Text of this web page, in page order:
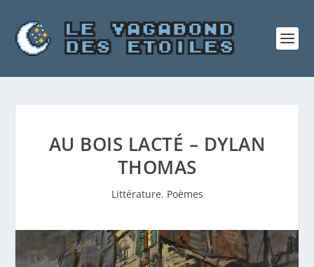
AU BOIS LACTÉ – DYLAN
THOMAS
Littérature, Poèmes